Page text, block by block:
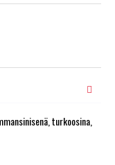
turkoosina,